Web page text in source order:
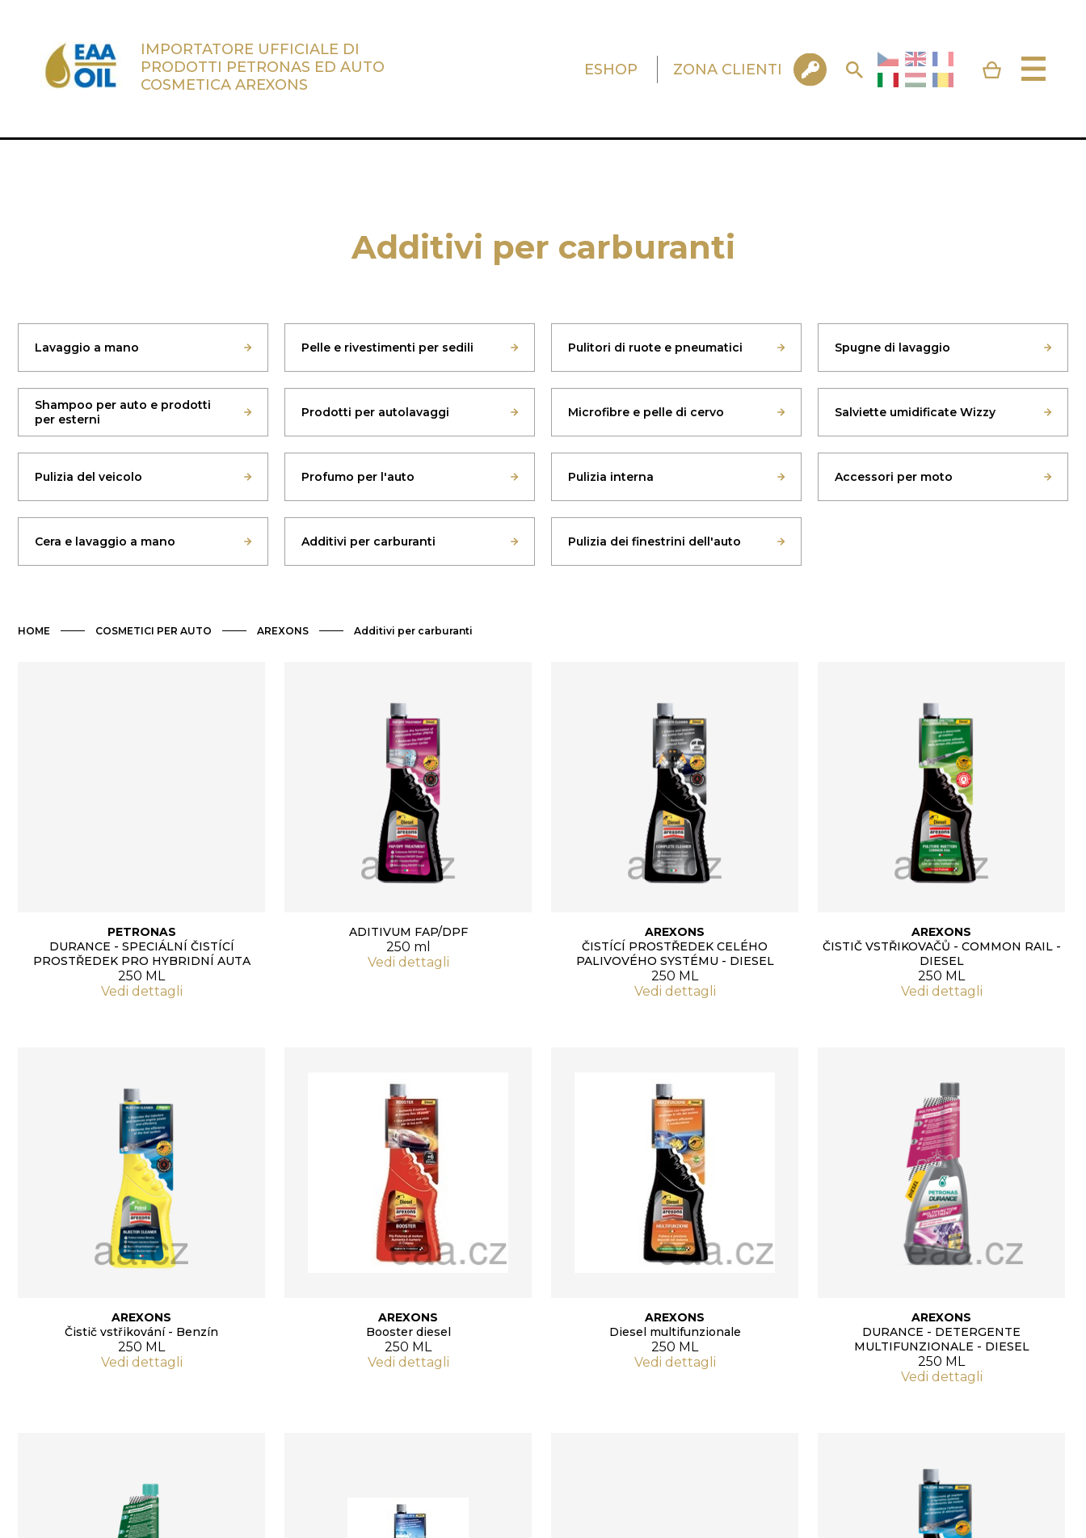
IMPORTATORE UFFICIALE DI
PRODOTTI PETRONAS ED AUTO
COSMETICA AREXONS
ESHOP ZONA CLIENTI
Additivi per carburanti
Lavaggio a mano Pelle e rivestimenti per sedili Pulitori di ruote e pneumatici Spugne di lavaggio
Shampoo per auto e prodotti
per esterni
Prodotti per autolavaggi Microfibre e pelle di cervo Salviette umidificate Wizzy
Pulizia del veicolo Profumo per l'auto Pulizia interna Accessori per moto
Cera e lavaggio a mano Additivi per carburanti Pulizia dei finestrini dell'auto
HOME COSMETICI PER AUTO AREXONS Additivi per carburanti
PETRONAS
DURANCE - SPECIÁLNÍ ČISTÍCÍ
PROSTŘEDEK PRO HYBRIDNÍ AUTA
250 ML
Vedi dettagli
ADITIVUM FAP/DPF
250 ml
Vedi dettagli
AREXONS
ČISTÍCÍ PROSTŘEDEK CELÉHO
PALIVOVÉHO SYSTÉMU - DIESEL
250 ML
Vedi dettagli
AREXONS
ČISTIČ VSTŘIKOVAČŮ - COMMON RAIL -
DIESEL
250 ML
Vedi dettagli
AREXONS
Čistič vstřikování - Benzín
250 ML
Vedi dettagli
AREXONS
Booster diesel
250 ML
Vedi dettagli
AREXONS
Diesel multifunzionale
250 ML
Vedi dettagli
AREXONS
DURANCE - DETERGENTE
MULTIFUNZIONALE - DIESEL
250 ML
Vedi dettagli